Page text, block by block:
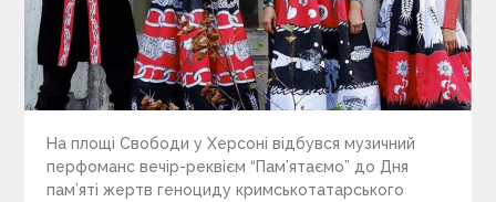
На площі Свободи у Херсоні відбувся музичний
перфоманс вечір-реквієм “Пам’ятаємо” до Дня
пам’яті жертв геноциду кримськотатарського